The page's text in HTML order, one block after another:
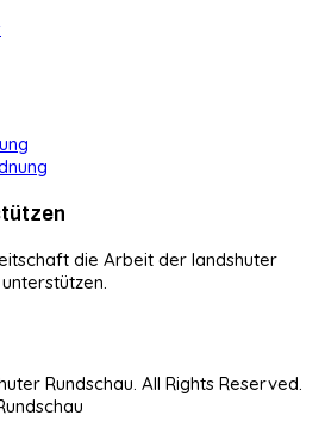
die Arbeit der landshuter
Rundschau. All Rights Reserved.